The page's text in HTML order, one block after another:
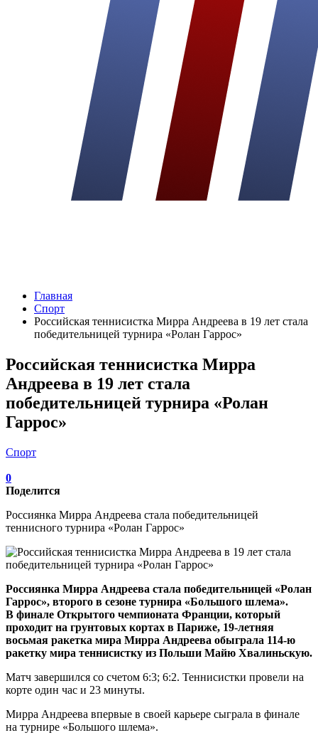
Главная
Спорт
Российская теннисистка Мирра Андреева в 19 лет стала
победительницей турнира «Ролан Гаррос»
Российская теннисистка Мирра
Андреева в 19 лет стала
победительницей турнира «Ролан
Гаррос»
Спорт
0
Поделится
Россиянка Мирра Андреева стала победительницей
теннисного турнира «Ролан Гаррос»
Россиянка Мирра Андреева стала победительницей «Ролан
Гаррос», второго в сезоне турнира «Большого шлема».
В финале Открытого чемпионата Франции, который
проходит на грунтовых кортах в Париже, 19-летняя
восьмая ракетка мира Мирра Андреева обыграла 114-ю
ракетку мира теннисистку из Польши Майю Хвалиньскую.
Матч завершился со счетом 6:3; 6:2. Теннисистки провели на
корте один час и 23 минуты.
Мирра Андреева впервые в своей карьере сыграла в финале
на турнире «Большого шлема».